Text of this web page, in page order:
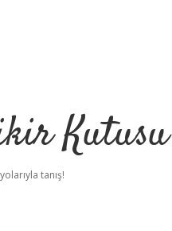
Kutusu
tanış!